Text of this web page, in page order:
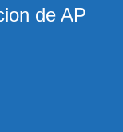
de AP